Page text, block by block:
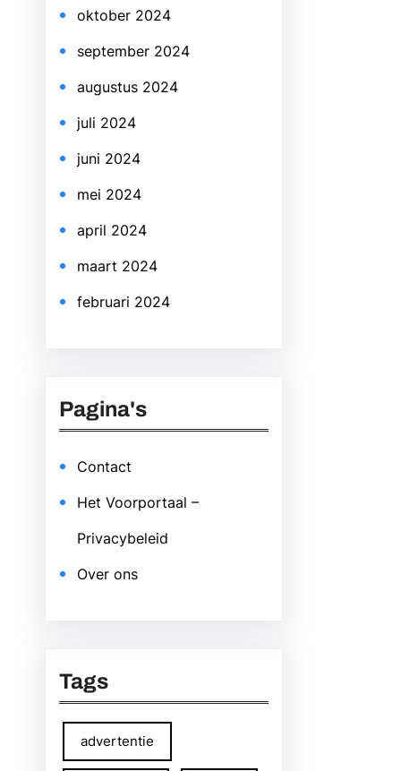
oktober 2024
september 2024
augustus 2024
juli 2024
juni 2024
mei 2024
april 2024
maart 2024
februari 2024
Pagina's
Contact
Het Voorportaal –
Privacybeleid
Over ons
Tags
advertentie